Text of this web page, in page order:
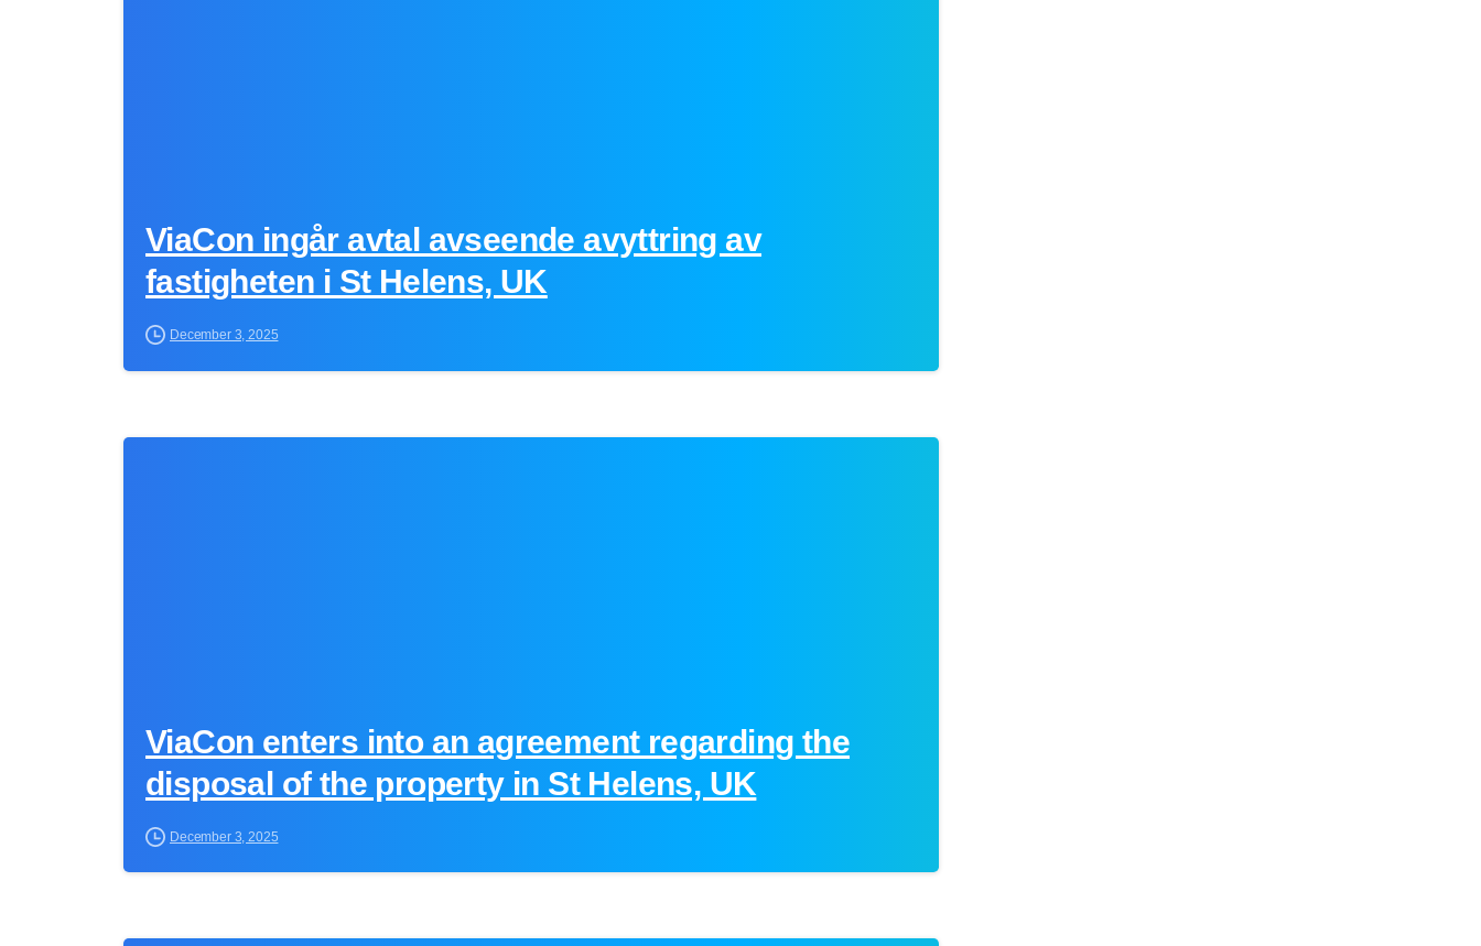
ViaCon ingår avtal avseende avyttring av
fastigheten i St Helens, UK
December 3, 2025
ViaCon enters into an agreement regarding the
disposal of the property in St Helens, UK
December 3, 2025